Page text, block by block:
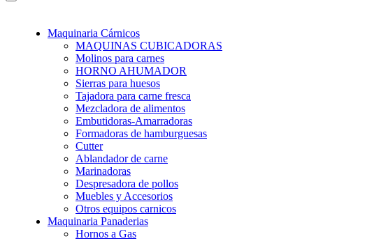
Maquinaria Cárnicos
MAQUINAS CUBICADORAS
Molinos para carnes
HORNO AHUMADOR
Sierras para huesos
Tajadora para carne fresca
Mezcladora de alimentos
Embutidoras-Amarradoras
Formadoras de hamburguesas
Cutter
Ablandador de carne
Marinadoras
Despresadora de pollos
Muebles y Accesorios
Otros equipos carnicos
Maquinaria Panaderias
Hornos a Gas